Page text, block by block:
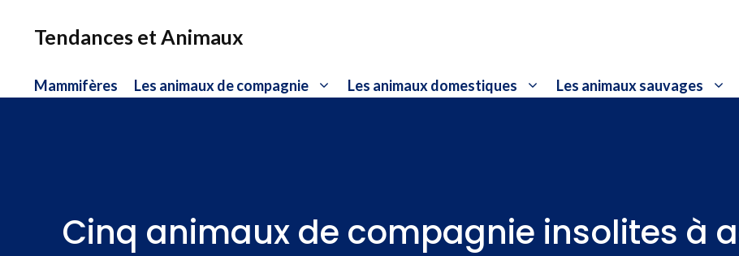
Tendances et Animaux
Mammifères Les animaux de compagnie Les animaux domestiques Les animaux sauvages
Cinq animaux de compagnie insolites à